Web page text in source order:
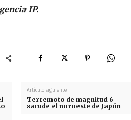
IP.
Artículo siguiente
Terremoto de magnitud 6
sacude el noroeste de Japón